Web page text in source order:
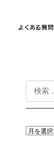
よくある質問
検
索
ア